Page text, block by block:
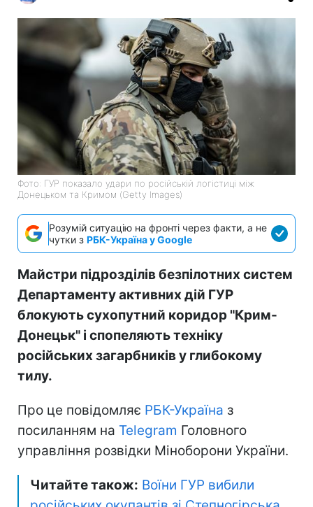
Фото: ГУР показало удари по російській логістиці між
Донецьком та Кримом (Getty Images)
Розумій ситуацію на фронті через факти, а не
чутки з РБК-Україна у Google
Майстри підрозділів безпілотних систем
Департаменту активних дій ГУР
блокують сухопутний коридор "Крим-
Донецьк" і спопеляють техніку
російських загарбників у глибокому
тилу.
Про це повідомляє РБК-Україна з
посиланням на Telegram Головного
управління розвідки Міноборони України.
Читайте також: Воїни ГУР вибили